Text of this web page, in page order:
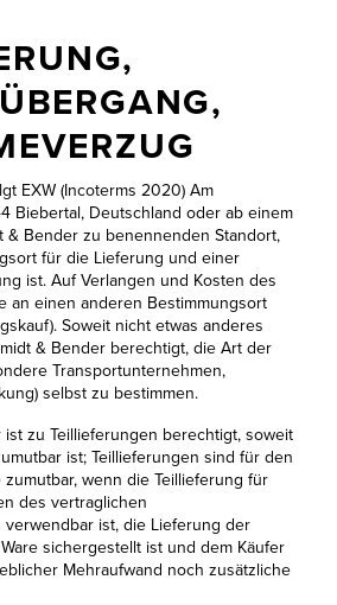
EXW (Incoterms 2020) Am
Biebertal, Deutschland oder ab einem
& Bender zu benennenden Standort,
für die Lieferung und einer
ist. Auf Verlangen und Kosten des
an einen anderen Bestimmungsort
Soweit nicht etwas anderes
& Bender berechtigt, die Art der
Transportunternehmen,
selbst zu bestimmen.
ist zu Teillieferungen berechtigt, soweit
ist; Teillieferungen sind für den
wenn die Teillieferung für
des vertraglichen
verwendbar ist, die Lieferung der
sichergestellt ist und dem Käufer
Mehraufwand noch zusätzliche